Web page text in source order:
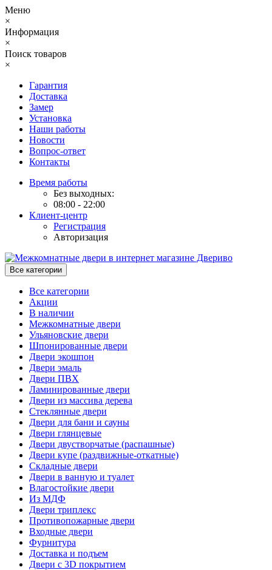
Меню
×
Информация
×
Поиск товаров
×
Гарантия
Доставка
Замер
Установка
Наши работы
Новости
Вопрос-ответ
Контакты
Время работы
Без выходных:
08:00 - 22:00
Клиент-центр
Регистрация
Авторизация
Все категории
Все категории
Акции
В наличии
Межкомнатные двери
Ульяновские двери
Шпонированные двери
Двери экошпон
Двери эмаль
Двери ПВХ
Ламинированные двери
Двери из массива дерева
Стеклянные двери
Двери для бани и сауны
Двери глянцевые
Двери двустворчатые (распашные)
Двери купе (раздвижные-откатные)
Складные двери
Двери в ванную и туалет
Влагостойкие двери
Из МДФ
Двери триплекс
Противопожарные двери
Входные двери
Фурнитура
Доставка и подъем
Двери с 3D покрытием